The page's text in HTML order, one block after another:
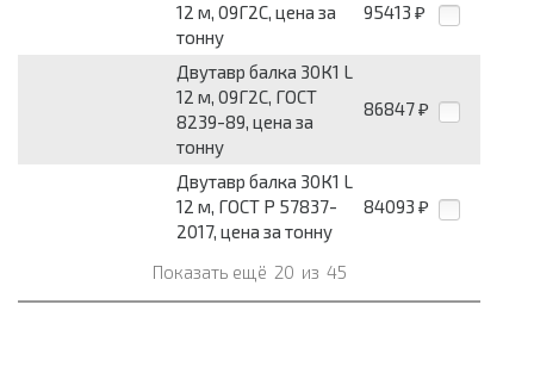
12 м, 09Г2С, цена за
тонну
95413 ₽
Двутавр балка 30К1 L
12 м, 09Г2С, ГОСТ
8239-89, цена за
тонну
86847 ₽
Двутавр балка 30К1 L
12 м, ГОСТ Р 57837-
2017, цена за тонну
84093 ₽
Показать ещё 20 из 45